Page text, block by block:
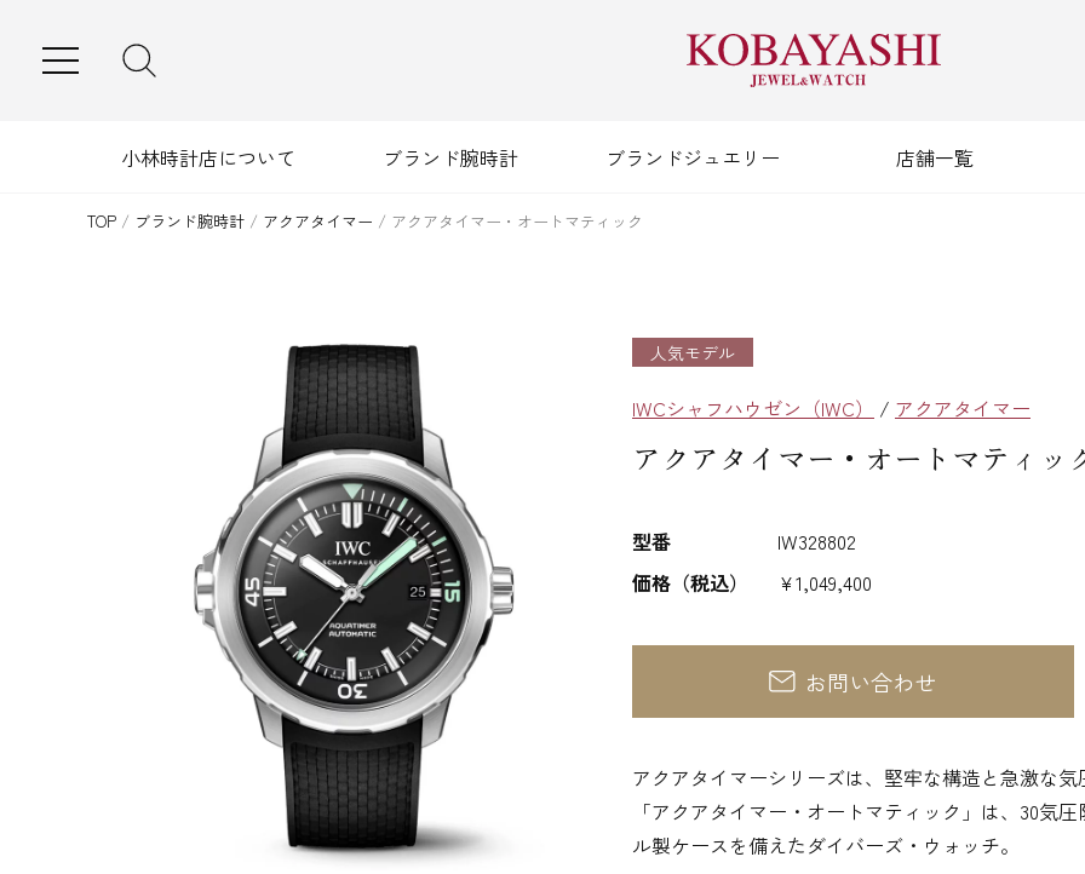
小林時計店について ブランド腕時計 ブランドジュエリー 店舗一覧
TOP / ブランド腕時計 / アクアタイマー / アクアタイマー・オートマティック
人気モデル
IWCシャフハウゼン（IWC） / アクアタイマー
アクアタイマー・オートマティッ
型番
IW328802
価格（税込）
¥1,049,400
お問い合わせ
アクアタイマーシリーズは、堅牢な構造と急激な
「アクアタイマー・オートマティック」は、30気
ル製ケースを備えたダイバーズ・ウォッチ。